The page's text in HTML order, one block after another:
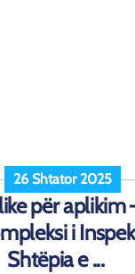
26 Shtator 2025
për aplikim
i
Shtëpia e ...